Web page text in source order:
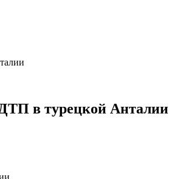
ДТП в турецкой Анталии